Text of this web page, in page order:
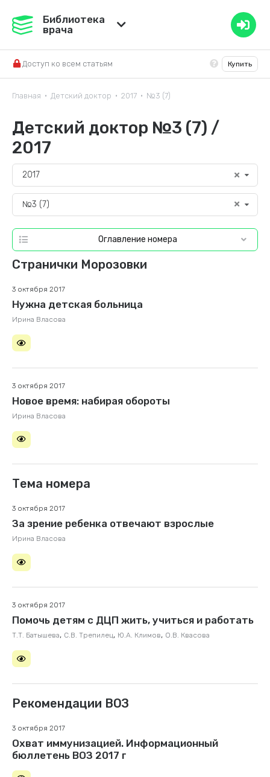
Медвестник
Справочник ЛС
Библиотека
врача
Доступ ко всем статьям Купить
Главная • Детский доктор • 2017 • №3 (7)
Детский доктор №3 (7) /
2017
2017
№3 (7)
Оглавление номера
Странички Морозовки
3 октября 2017
Нужна детская больница
Ирина Власова
3 октября 2017
Новое время: набирая обороты
Ирина Власова
Тема номера
3 октября 2017
За зрение ребенка отвечают взрослые
Ирина Власова
3 октября 2017
Помочь детям с ДЦП жить, учиться и работать
Т.Т. Батышева, С.В. Трепилец, Ю.А. Климов, О.В. Квасова
Рекомендации ВОЗ
3 октября 2017
Охват иммунизацией. Информационный
бюллетень ВОЗ 2017 г